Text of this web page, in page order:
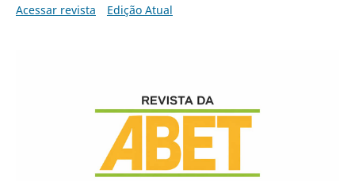
Acessar revista Edição Atual